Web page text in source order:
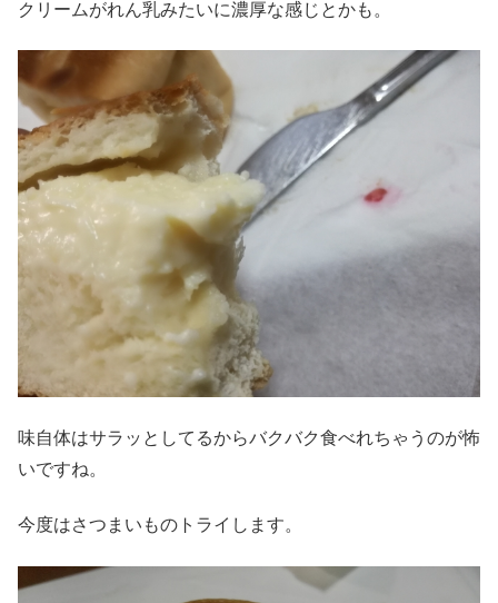
クリームがれん乳みたいに濃厚な感じとかも。
味自体はサラッとしてるからバクバク食べれちゃうのが怖
いですね。
今度はさつまいものトライします。